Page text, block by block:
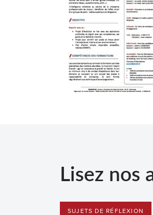
Lisez nos
SUJETS DE RÉFLEXION